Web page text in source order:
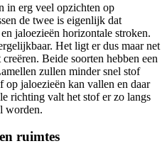
in erg veel opzichten op
de twee is eigenlijk dat
jaloezieën horizontale stroken.
Het ligt er dus maar net
Beide soorten hebben een
zullen minder snel stof
op jaloezieën kan vallen en daar
richting valt het stof er zo langs
worden.
ruimtes